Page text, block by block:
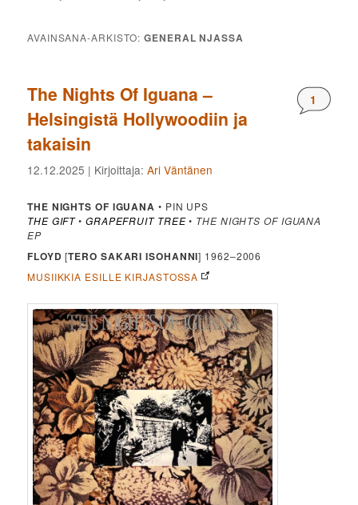
AVAINSANA-ARKISTO:GENERAL NJASSA
The Nights Of Iguana –
Helsingistä Hollywoodiin ja
takaisin
1
12.12.2025 | Kirjoittaja:Ari Väntänen
THE NIGHTS OF IGUANA • PIN UPS
THE GIFT• GRAPEFRUIT TREE• THE NIGHTS OF IGUANA
EP
FLOYD [TERO SAKARI ISOHANNI] 1962–2006
MUSIIKKIA ESILLE KIRJASTOSSA